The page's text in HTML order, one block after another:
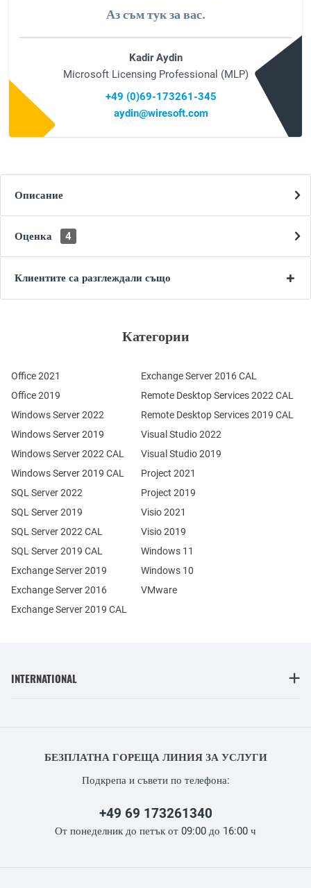
Аз съм тук за вас.
Kadir Aydin
Microsoft Licensing Professional (MLP)
+49 (0)69-173261-345
aydin@wiresoft.com
Описание
Оценка 4
Клиентите са разглеждали също
Категории
Office 2021
Office 2019
Windows Server 2022
Windows Server 2019
Exchange Server 2019
Exchange Server 2016
SQL Server 2022
SQL Server 2019
Windows Server 2022 CAL
Windows Server 2019 CAL
SQL Server 2022 CAL
SQL Server 2019 CAL
Remote Desktop Services 2022 CAL
Remote Desktop Services 2019 CAL
Exchange Server 2019 CAL
Exchange Server 2016 CAL
Visual Studio 2022
Visual Studio 2019
Project 2021
Project 2019
Visio 2021
Visio 2019
Windows 11
Windows 10
VMware
INTERNATIONAL
БЕЗПЛАТНА ГОРЕЩА ЛИНИЯ ЗА УСЛУГИ
Подкрепа и съвети по телефона:
+49 69 173261340
От понеделник до петък от 09:00 до 16:00 ч